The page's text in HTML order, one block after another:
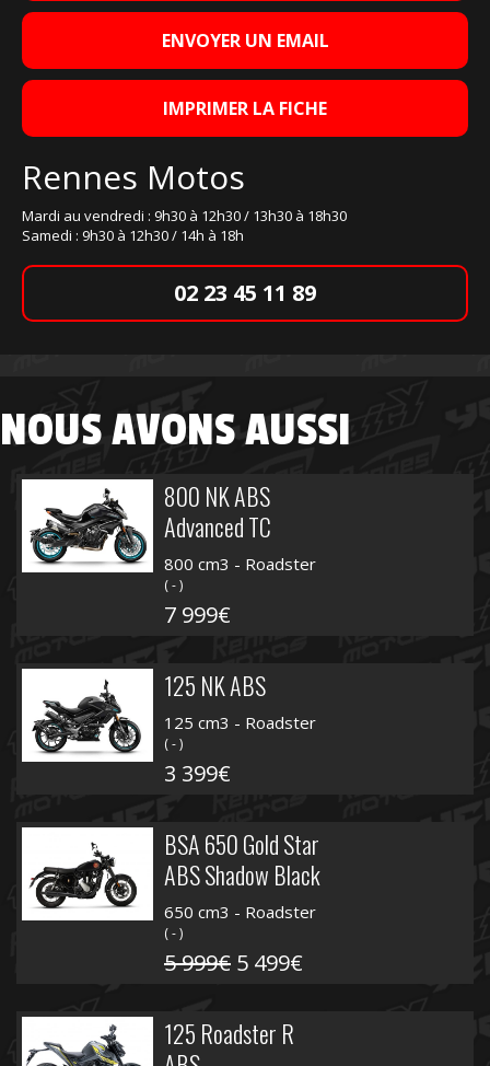
ENVOYER UN EMAIL
IMPRIMER LA FICHE
Rennes Motos
Mardi au vendredi : 9h30 à 12h30 / 13h30 à 18h30
Samedi : 9h30 à 12h30 / 14h à 18h
02 23 45 11 89
NOUS AVONS AUSSI
800 NK ABS
Advanced TC
800 cm3 - Roadster
( - )
7 999€
125 NK ABS
125 cm3 - Roadster
( - )
3 399€
BSA 650 Gold Star
ABS Shadow Black
650 cm3 - Roadster
( - )
5 999€ 5 499€
125 Roadster R